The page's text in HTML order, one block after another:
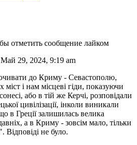
отметить сообщение лайком
Май 29, 2024, 9:19 am
до Криму - Севастополю,
і нам місцеві гіди, показуючи
або в тій же Керчі, розповідали
цивілізації, інколи виникали
в Греції залишилась велика
а в Криму - зовсім мало, тільки
Відповіді не було.